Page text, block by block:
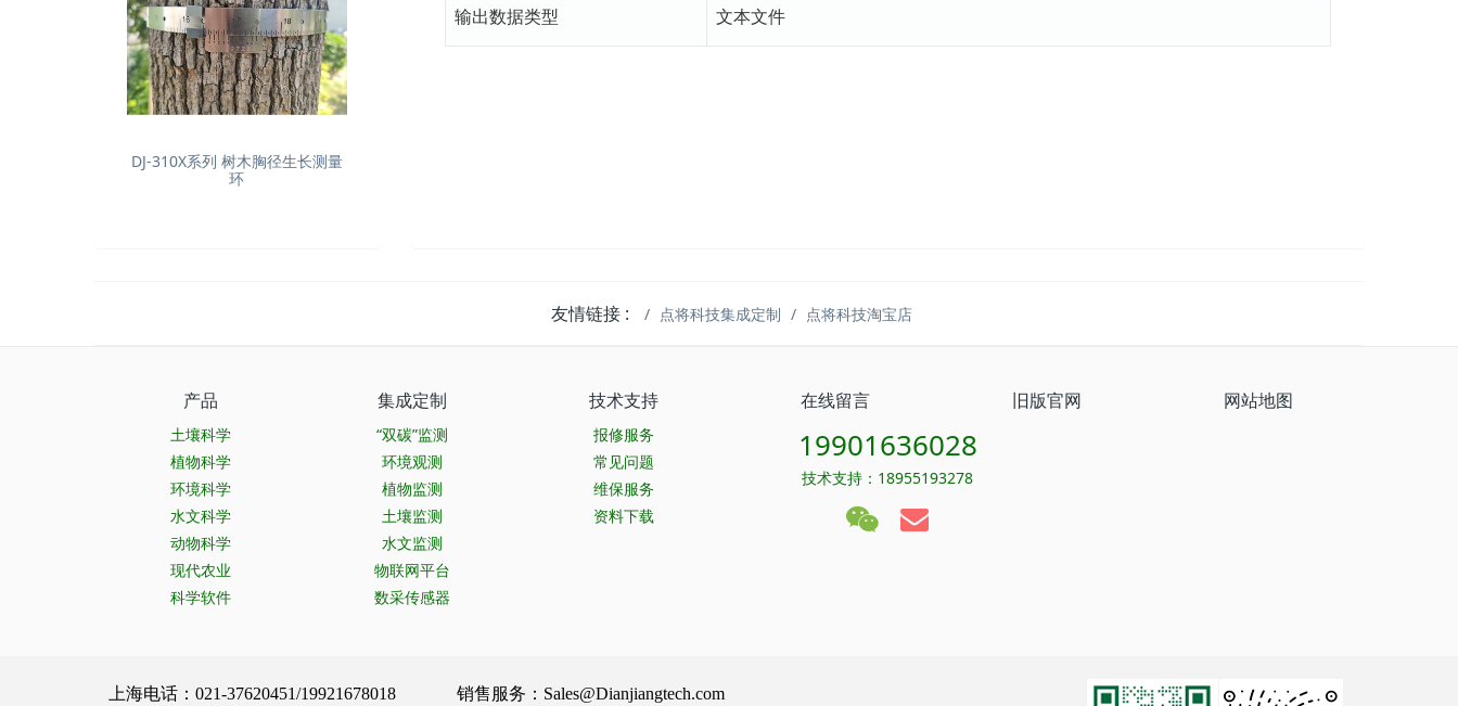
输出数据类型
文本文件
DJ-310X系列 树木胸径生长测量
环
友情链接 : 点将科技集成定制 点将科技淘宝店
产品
土壤科学
植物科学
环境科学
水文科学
动物科学
现代农业
科学软件
集成定制
“双碳”监测
环境观测
植物监测
土壤监测
水文监测
物联网平台
数采传感器
技术支持
报修服务
常见问题
维保服务
资料下载
在线留言 旧版官网 网站地图
19901636028
技术支持：18955193278
上海电话：021-37620451/19921678018 销售服务：Sales@Dianjiangtech.com